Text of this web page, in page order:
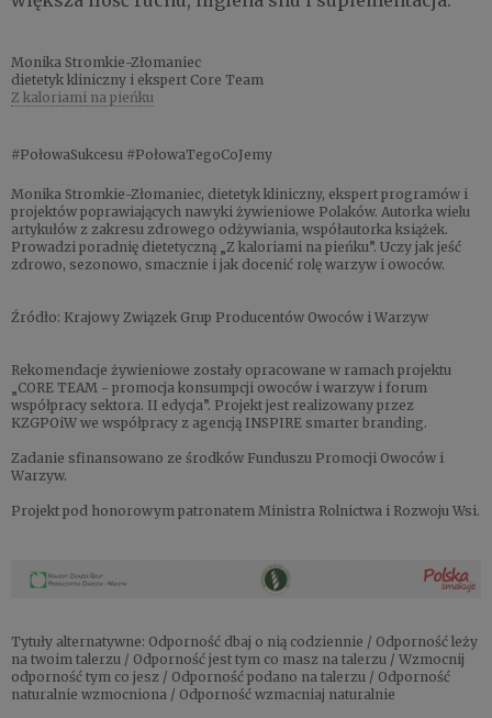
Monika Stromkie-Złomaniec
dietetyk kliniczny i ekspert Core Team
Z kaloriami na pieńku
#PołowaSukcesu #PołowaTegoCoJemy
Monika Stromkie-Złomaniec, dietetyk kliniczny, ekspert programów i
projektów poprawiających nawyki żywieniowe Polaków. Autorka wielu
artykułów z zakresu zdrowego odżywiania, współautorka książek.
Prowadzi poradnię dietetyczną „Z kaloriami na pieńku”. Uczy jak jeść
zdrowo, sezonowo, smacznie i jak docenić rolę warzyw i owoców.
Źródło: Krajowy Związek Grup Producentów Owoców i Warzyw
Rekomendacje żywieniowe zostały opracowane w ramach projektu
„CORE TEAM - promocja konsumpcji owoców i warzyw i forum
współpracy sektora. II edycja”. Projekt jest realizowany przez
KZGPOiW we współpracy z agencją INSPIRE smarter branding.
Zadanie sfinansowano ze środków Funduszu Promocji Owoców i
Warzyw.
Projekt pod honorowym patronatem Ministra Rolnictwa i Rozwoju Wsi.
Tytuły alternatywne: Odporność dbaj o nią codziennie / Odporność leży
na twoim talerzu / Odporność jest tym co masz na talerzu / Wzmocnij
odporność tym co jesz / Odporność podano na talerzu / Odporność
naturalnie wzmocniona / Odporność wzmacniaj naturalnie